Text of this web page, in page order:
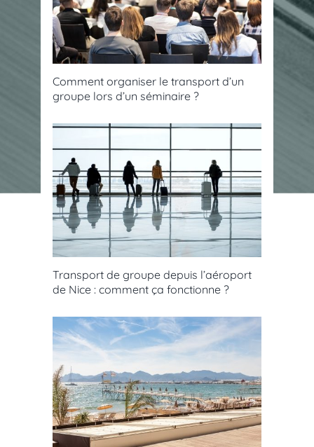
Comment organiser le transport d’un
groupe lors d’un séminaire ?
Transport de groupe depuis l’aéroport
de Nice : comment ça fonctionne ?